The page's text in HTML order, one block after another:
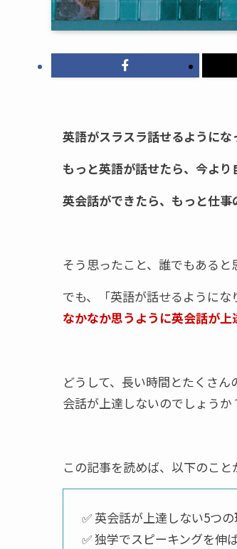
英語がスラスラ話せるようにな
もっと英語が話せたら、今よ
英会話ができたら、もっと仕
そう思ったこと、誰でもあると
でも、「英語が話せるようにな
なかなか思うように英会話が上
どうして、長い時間とたくさ
会話が上達しないのでしょうか
この記事を読めば、以下のこと
✅ 英会話が上達しない5つ
✅ 独学でスピーキングを伸